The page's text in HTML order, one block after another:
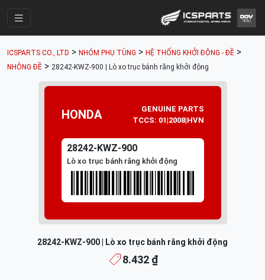
Cửa Hàng
Parts Catalogue
Mã Phụ Tùng
Tài khoản
ICSPARTS CO., LTD > NHÓM PHỤ TÙNG > HỆ THỐNG KHỞI ĐỘNG - ĐỀ >
NHÔNG ĐỀ > 28242-KWZ-900 | Lò xo trục bánh răng khởi động
HONDA
GENUINE PARTS
TCCS: 01|2008|HVN
28242-KWZ-900
Lò xo trục bánh răng khởi động
28242-KWZ-900 | Lò xo trục bánh răng khởi động
8.432 ₫